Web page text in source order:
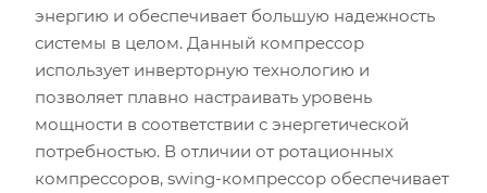
энергию и обеспечивает большую надежность
системы в целом. Данный компрессор
использует инверторную технологию и
позволяет плавно настраивать уровень
мощности в соответствии с энергетической
потребностью. В отличии от ротационных
компрессоров, swing-компрессор обеспечивает